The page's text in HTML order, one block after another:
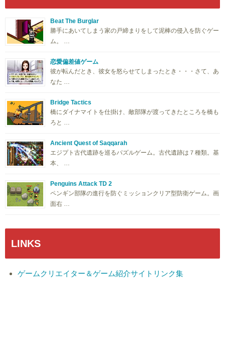
Beat The Burglar
勝手にあいてしまう家の戸締まりをして泥棒の侵入を防ぐゲー
ム。 …
恋愛偏差値ゲーム
彼が転んだとき、彼女を怒らせてしまったとき・・・さて、あ
なた …
Bridge Tactics
橋にダイナマイトを仕掛け、敵部隊が渡ってきたところを橋も
ろと …
Ancient Quest of Saqqarah
エジプト古代遺跡を巡るパズルゲーム。古代遺跡は７種類。基
本、 …
Penguins Attack TD 2
ペンギン部隊の進行を防ぐミッションクリア型防衛ゲーム。画
面右 …
LINKS
ゲームクリエイター＆ゲーム紹介サイトリンク集